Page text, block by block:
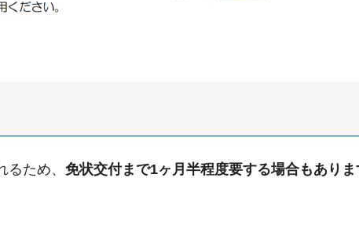
ため、 免状交付まで1ヶ月半程度要する場合もありま